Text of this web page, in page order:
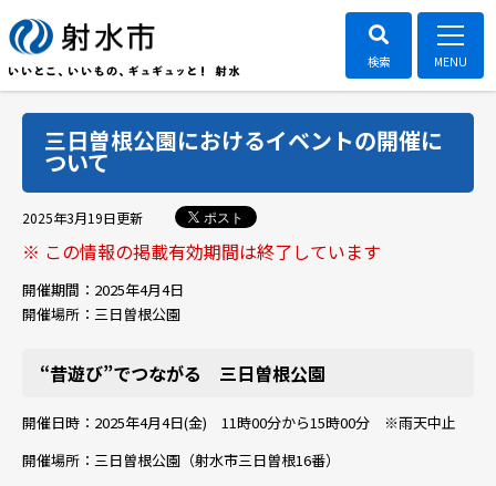
三日曽根公園におけるイベントの開催に
ついて
2025年3月19日更新 ポスト
※ この情報の掲載有効期間は終了しています
開催期間： 2025年4月4日
開催場所： 三日曽根公園
“昔遊び”でつながる 三日曽根公園
開催日時： 2025年4月4日(金) 11時00分から15時00分 ※雨天中止
開催場所：三日曽根公園（射水市三日曽根16番）